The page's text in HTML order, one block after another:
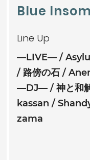
Blue
Line Up
―LIVE―
路傍の石
―DJ―
神と和
kassan
zama